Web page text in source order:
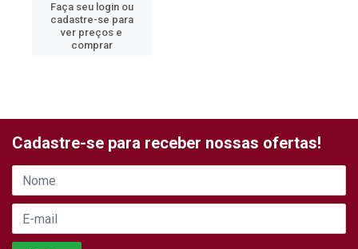
Faça seu login ou
cadastre-se para
ver preços e
comprar
Cadastre-se para receber nossas ofertas!